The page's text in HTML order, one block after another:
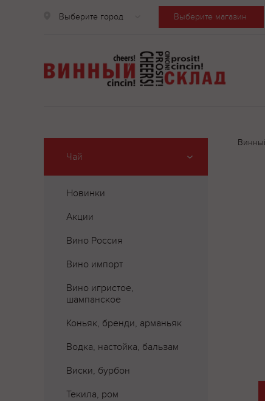
Выберите город Выберите магазин
Чай
Новинки
Акции
Вино Россия
Вино импорт
Вино игристое,
шампанское
Коньяк, бренди, арманьяк
Водка, настойка, бальзам
Виски, бурбон
Текила, ром